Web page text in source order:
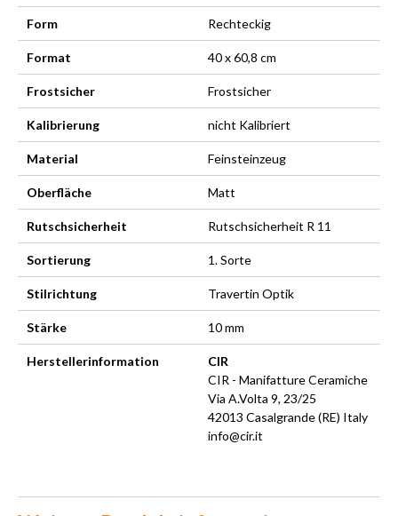
Form Rechteckig
Format 40 x 60,8 cm
Frostsicher Frostsicher
Kalibrierung nicht Kalibriert
Material Feinsteinzeug
Oberfläche Matt
Rutschsicherheit Rutschsicherheit R 11
Sortierung 1. Sorte
Stilrichtung Travertin Optik
Stärke 10 mm
Herstellerinformation
CIR
CIR - Manifatture Ceramiche
Via A.Volta 9, 23/25
42013 Casalgrande (RE) Italy
info@cir.it